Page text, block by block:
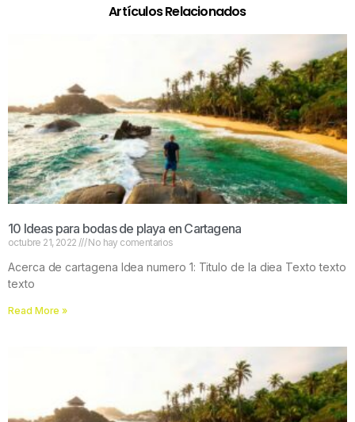
Artículos Relacionados
10 Ideas para bodas de playa en Cartagena
octubre 21, 2022 No hay comentarios
Acerca de cartagena Idea numero 1: Titulo de la diea Texto texto
texto
Read More »